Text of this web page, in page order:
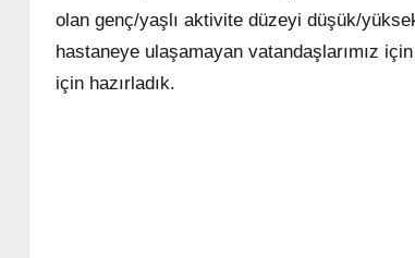
olan genç/yaşlı aktivite düzeyi düşük/
hastaneye ulaşamayan vatandaşlarımız
için hazırladık.